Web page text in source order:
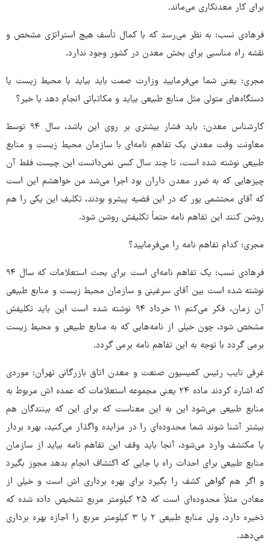
برای کار معدنکاری می‌ماند.
فرهادی نسب: به نظر می‌رسد که با کمال تأسف هیچ استراتژی مشخص و
نقشه راه مناسبی برای بخش معدن در کشور وجود ندارد.
مجری: یعنی شما می‌فرمایید وزارت صمت باید بیاید با محیط زیست یا
دستگاه‌های متولی مثل منابع طبیعی بیاید و مکاتباتی انجام دهد یا خیر؟
کارشناس معدن: باید فشار بیشتری بر روی این باشد، سال ۹۴ توسط
معاونت وقت معدنی یک تفاهم نامه‌ای با سازمان محیط زیست و منابع
طبیعی نوشته شده است، تا چند سال کسی نمی‌دانست این چیست فقط آن
چیزهایی که به ضرر معدن داران بود اجرا می‌شد من خواهشم این است
که آقای محتشمی پور که در این قضیه پیشرو بودند، تکلیف این یکی را هم
روشن کنند این تفاهم نامه حتماً تکلیفش روشن شود.
مجری: کدام تفاهم نامه را می‌فرمایید؟
فرهادی نسب: یک تفاهم نامه‌ای است برای بحث استعلامات که سال ۹۴
نوشته شده است بین آقای سرغینی و سازمان محیط زیست و منابع طبیعی
آن زمان، فکر می‌کنم ۱۱ خرداد ۹۴ نوشته شده است این باید تکلیفش
مشخص شود، چون خیلی از نامه‌هایی که به منابع طبیعی و محیط زیست
برمی گردد با توجه به این تفاهم نامه برمی گردد.
غرقی نایب رئیس کمیسیون صنعت و معدن اتاق بازرگانی تهران: موردی
که اشاره کردند ماده ۲۴ یعنی مجموعه استعلامات که عمده اش مربوط به
منابع طبیعی می‌شود این به این معناست که برای این که بینندگان هم
بیشتر آشنا شوند شما محدوده‌ای را در مزایده واگذار می‌کنید، بهره بردار
یا مکتشف وارد می‌شود، آنجا باید وقف این تفاهم نامه بیاید از سازمان
منابع طبیعی برای احداث راه یا جایی که اکتشاف انجام بدهد مجوز بگیرد
و اگر هم گواهی کشف را بگیرد برای بهره برداری اش است و خیلی از
معادن مثلاً محدوده‌ای است که ۲۵ کیلومتر مربع تشخیص داده شده که
ذخیره دارد، ولی منابع طبیعی ۲ یا ۳ کیلومتر مربع را اجازه بهره برداری
می‌دهد.